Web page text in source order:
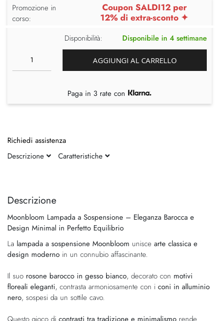
fine
galleria
di
immagini
della
di
immagini
Descrizione
Moonbloom Lampada a Sospensione – Eleganza Barocca e
Design Minimal in Perfetto Equilibrio
La lampada a sospensione Moonbloom unisce arte classica e
design moderno in un connubio affascinante.
Il suo rosone barocco in gesso bianco, decorato con motivi
floreali eleganti, contrasta armoniosamente con i coni in alluminio
nero, sospesi da un sottile cavo.
Promozione in
corso:
Coupon SALDI12 per
12% di extra-sconto ✦
Disponibilità: Disponibile in 4 settimane
AGGIUNGI AL CARRELLO
Paga in 3 rate con
Richiedi assistenza
Descrizione
Caratteristiche